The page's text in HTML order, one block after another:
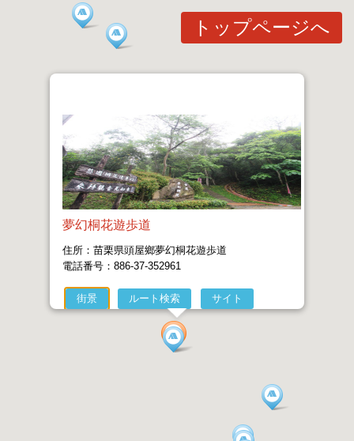
トップページへ
夢幻桐花遊歩道
住所：苗栗県頭屋鄉夢幻桐花遊歩道
電話番号：886-37-352961
街景 ルート検索 サイト